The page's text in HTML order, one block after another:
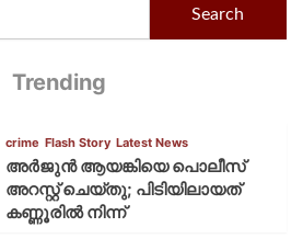
Search
Trending
crime Flash Story Latest News
അർജുൻ ആയങ്കിയെ പൊലീസ്
അറസ്റ്റ് ചെയ്‌തു; പിടിയിലായത്
കണ്ണൂരിൽ നിന്ന്